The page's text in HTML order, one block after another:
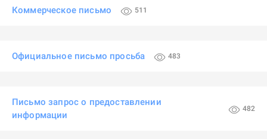
Коммерческое письмо 511
Официальное письмо просьба 483
Письмо запрос о предоставлении
информации
482